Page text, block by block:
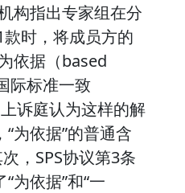
构指出专家组在分
款时，将成员方的
依据（based
际标准一致
诉庭认为这样的解
为依据”的普通含
，SPS协议第3条
为依据”和“一